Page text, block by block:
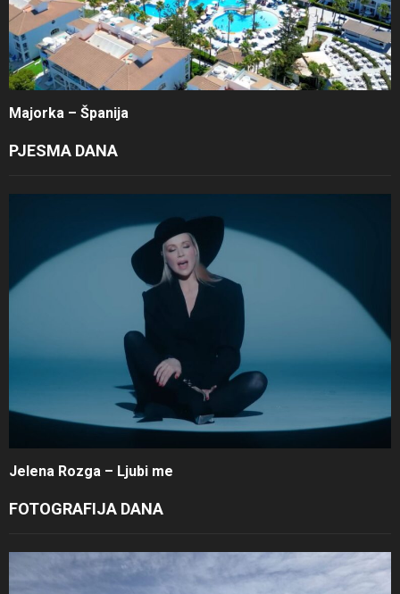
Majorka – Španija
PJESMA DANA
Jelena Rozga – Ljubi me
FOTOGRAFIJA DANA